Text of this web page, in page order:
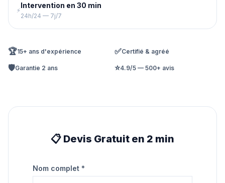
⚡
Intervention en 30 min
24h/24 — 7j/7
🏆15+ ans d'expérience ✅Certifié & agréé
🛡️Garantie 2 ans ⭐4.9/5 — 500+ avis
📋 Devis Gratuit en 2 min
Nom complet *